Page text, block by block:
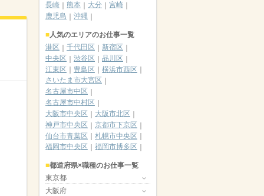
長崎
熊本 大分
宮崎
鹿児島
沖縄
人気のエリアのお仕事一覧
港区
千代田区
新宿区
中央区
渋谷区
品川区
江東区
豊島区
横浜市西区
さいたま市大宮区
名古屋市中区
名古屋市中村区
大阪市中央区
大阪市北区
神戸市中央区
京都市下京区
仙台市青葉区
札幌市中央区
福岡市中央区
福岡市博多区
都道府県×職種のお仕事一覧
東京都
大阪府